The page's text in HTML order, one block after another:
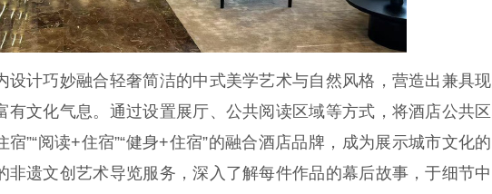
计巧妙融合轻奢简洁的中式美学艺术与自然风格，营造出兼具
有文化气息。通过设置展厅、公共阅读区域等方式，将酒店公共
”“阅读+住宿”“健身+住宿”的融合酒店品牌，成为展示城市文化
非遗文创艺术导览服务，深入了解每件作品的幕后故事，于细节